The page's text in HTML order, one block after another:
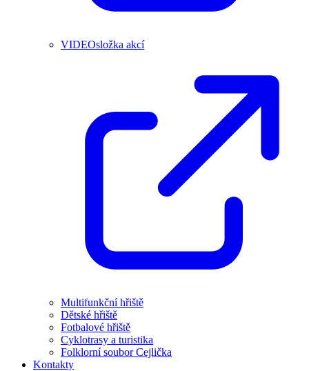
VIDEOsložka akcí
Multifunkční hřiště
Dětské hřiště
Fotbalové hřiště
Cyklotrasy a turistika
Folklorní soubor Cejlička
Kontakty